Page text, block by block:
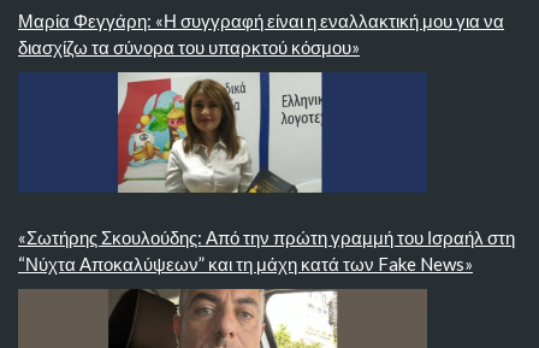
Μαρία Φεγγάρη: «Η συγγραφή είναι η εναλλακτική μου για να
διασχίζω τα σύνορα του υπαρκτού κόσμου»
«Σωτήρης Σκουλούδης: Από την πρώτη γραμμή του Ισραήλ στη
“Νύχτα Αποκαλύψεων” και τη μάχη κατά των Fake News»